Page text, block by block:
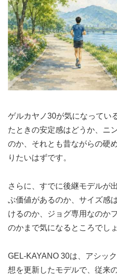
ゲルカヤノ30が気になってい
たときの安定感はどうか、ニ
のか、それとも昔ながらの硬
りたいはずです。
さらに、すでに後継モデルが
ぶ価値があるのか、サイズ感
けるのか、ジョグ専用なのか
のかまで気になるところでしょ
GEL-KAYANO 30は、アシッ
想を更新したモデルで、従来